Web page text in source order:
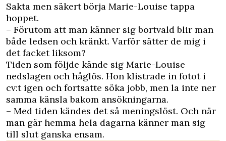
Sakta men säkert börja Marie-Louise ­tappa
hoppet.
– Förutom att man känner sig bortvald blir man
både ledsen och kränkt. Varför sätter de mig i
det facket liksom?
Tiden som följde kände sig Marie-Louise
nedslagen och håglös. Hon klistrade in fotot i
cv:t igen och fortsatte söka jobb, men la inte ner
samma känsla bakom ansökningarna.
– Med tiden kändes det så meningslöst. Och när
man går hemma hela dagarna ­känner man sig
till slut ganska ensam.